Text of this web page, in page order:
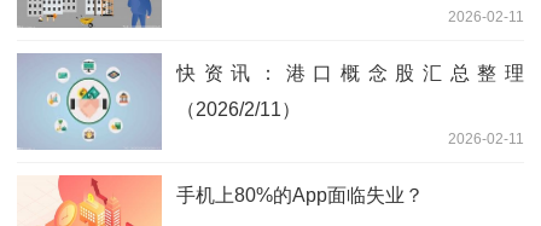
2026-02-11
快资讯：港口概念股汇总整理
（2026/2/11）
2026-02-11
手机上80%的App面临失业？